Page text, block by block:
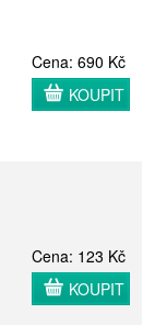
Cena: 690 Kč
KOUPIT
Cena: 123 Kč
KOUPIT